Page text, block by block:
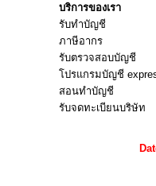
บริการของเรา
รับทำบัญชี
ภาษีอากร
รับตรวจสอบบัญชี
โปรแกรมบัญชี
สอนทำบัญชี
รับจดทะเบียนบริษัท